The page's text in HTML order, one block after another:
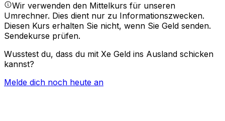
Wir verwenden den Mittelkurs für unseren
Umrechner. Dies dient nur zu Informationszwecken.
Diesen Kurs erhalten Sie nicht, wenn Sie Geld senden.
Sendekurse prüfen.
Wusstest du, dass du mit Xe Geld ins Ausland schicken
kannst?
Melde dich noch heute an